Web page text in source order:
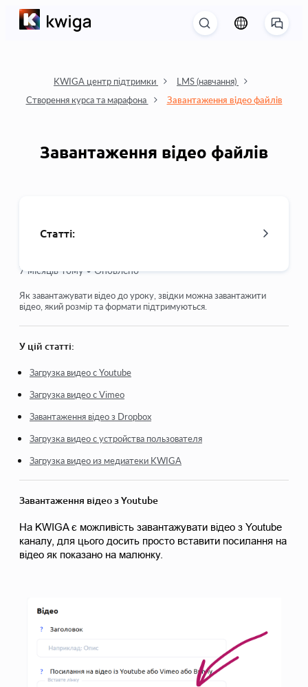
KWIGA центр підтримки
LMS (навчання)
Створення курса та марафона
Завантаження відео файлів
Завантаження відео файлів
Статті:
Як видалити курс
Загальнодоступний чи пробний урок
Як змінити статус уроку на чернетку та приховати його
від учнів
Як створити завдання з обов'язковою перевіркою
куратором
схваленням
7 місяців тому • Оновлено
Як завантажувати відео до уроку, звідки можна завантажити
відео, який розмір та формати підтримуються.
У цій статті:
Загрузка видео с Youtube
Загрузка видео с Vimeo
Завантаження відео з Dropbox
Загрузка видео с устройства пользователя
Загрузка видео из медиатеки KWIGA
Завантаження відео з Youtube
На KWIGA є можливість завантажувати відео з Youtube
каналу, для цього досить просто вставити посилання на
відео як показано на малюнку.